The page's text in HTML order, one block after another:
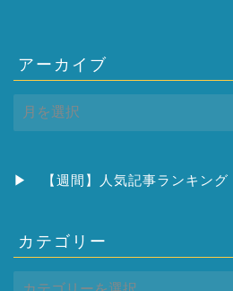
アーカイブ
ー
ブ
▶ 【週間】人気記事ランキン
カテゴリー